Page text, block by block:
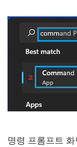
명령 프롬프트